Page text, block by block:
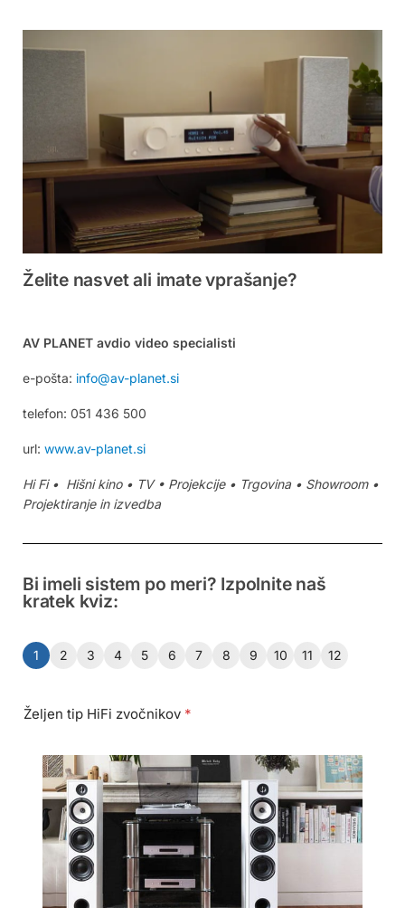
Želite nasvet ali imate vprašanje?
AV PLANET avdio video specialisti
e-pošta: info@av-planet.si
telefon: 051 436 500
url: www.av-planet.si
Hi Fi • Hišni kino • TV • Projekcije • Trgovina • Showroom •
Projektiranje in izvedba
Bi imeli sistem po meri? Izpolnite naš
kratek kviz:
1 2 3 4 5 6 7 8 9 10 11 12
Željen tip HiFi zvočnikov *